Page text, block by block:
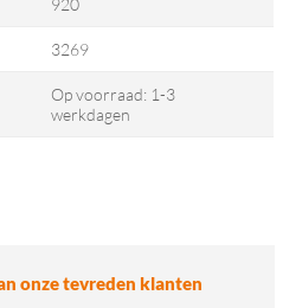
3269
Op voorraad: 1-3
werkdagen
onze tevreden klanten